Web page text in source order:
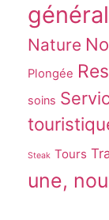
Nature
Plongée
soins
Steak Tours
une,